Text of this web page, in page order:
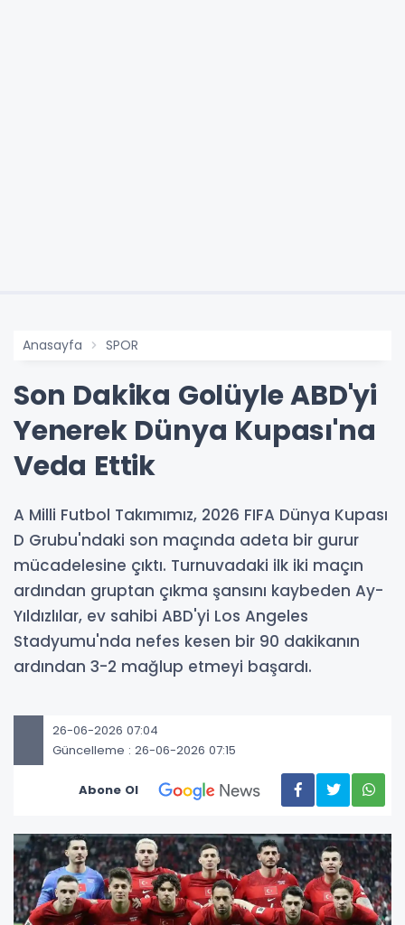
Anasayfa SPOR
Son Dakika Golüyle ABD'yi
Yenerek Dünya Kupası'na
Veda Ettik
A Milli Futbol Takımımız, 2026 FIFA Dünya Kupası
D Grubu'ndaki son maçında adeta bir gurur
mücadelesine çıktı. Turnuvadaki ilk iki maçın
ardından gruptan çıkma şansını kaybeden Ay-
Yıldızlılar, ev sahibi ABD'yi Los Angeles
Stadyumu'nda nefes kesen bir 90 dakikanın
ardından 3-2 mağlup etmeyi başardı.
26-06-2026 07:04
Güncelleme : 26-06-2026 07:15
Abone Ol